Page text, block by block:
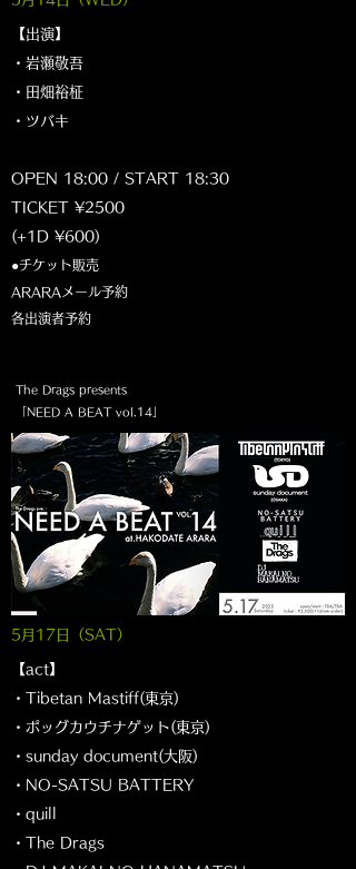
【出演】
・岩瀬敬吾
・田畑裕柾
・ツバキ
OPEN 18:00 / START 18:30
TICKET ¥2500
(+1D ¥600)
●チケット販売
ARARAメール予約
各出演者予約​
The Drags presents
「NEED A BEAT vol.14」
5月17 日（SAT）
【act】
・Tibetan Mastiff(東京)
・ポッグカウチナゲット(東京)
・sunday document(大阪)
・NO-SATSU BATTERY
・quill
・The Drags